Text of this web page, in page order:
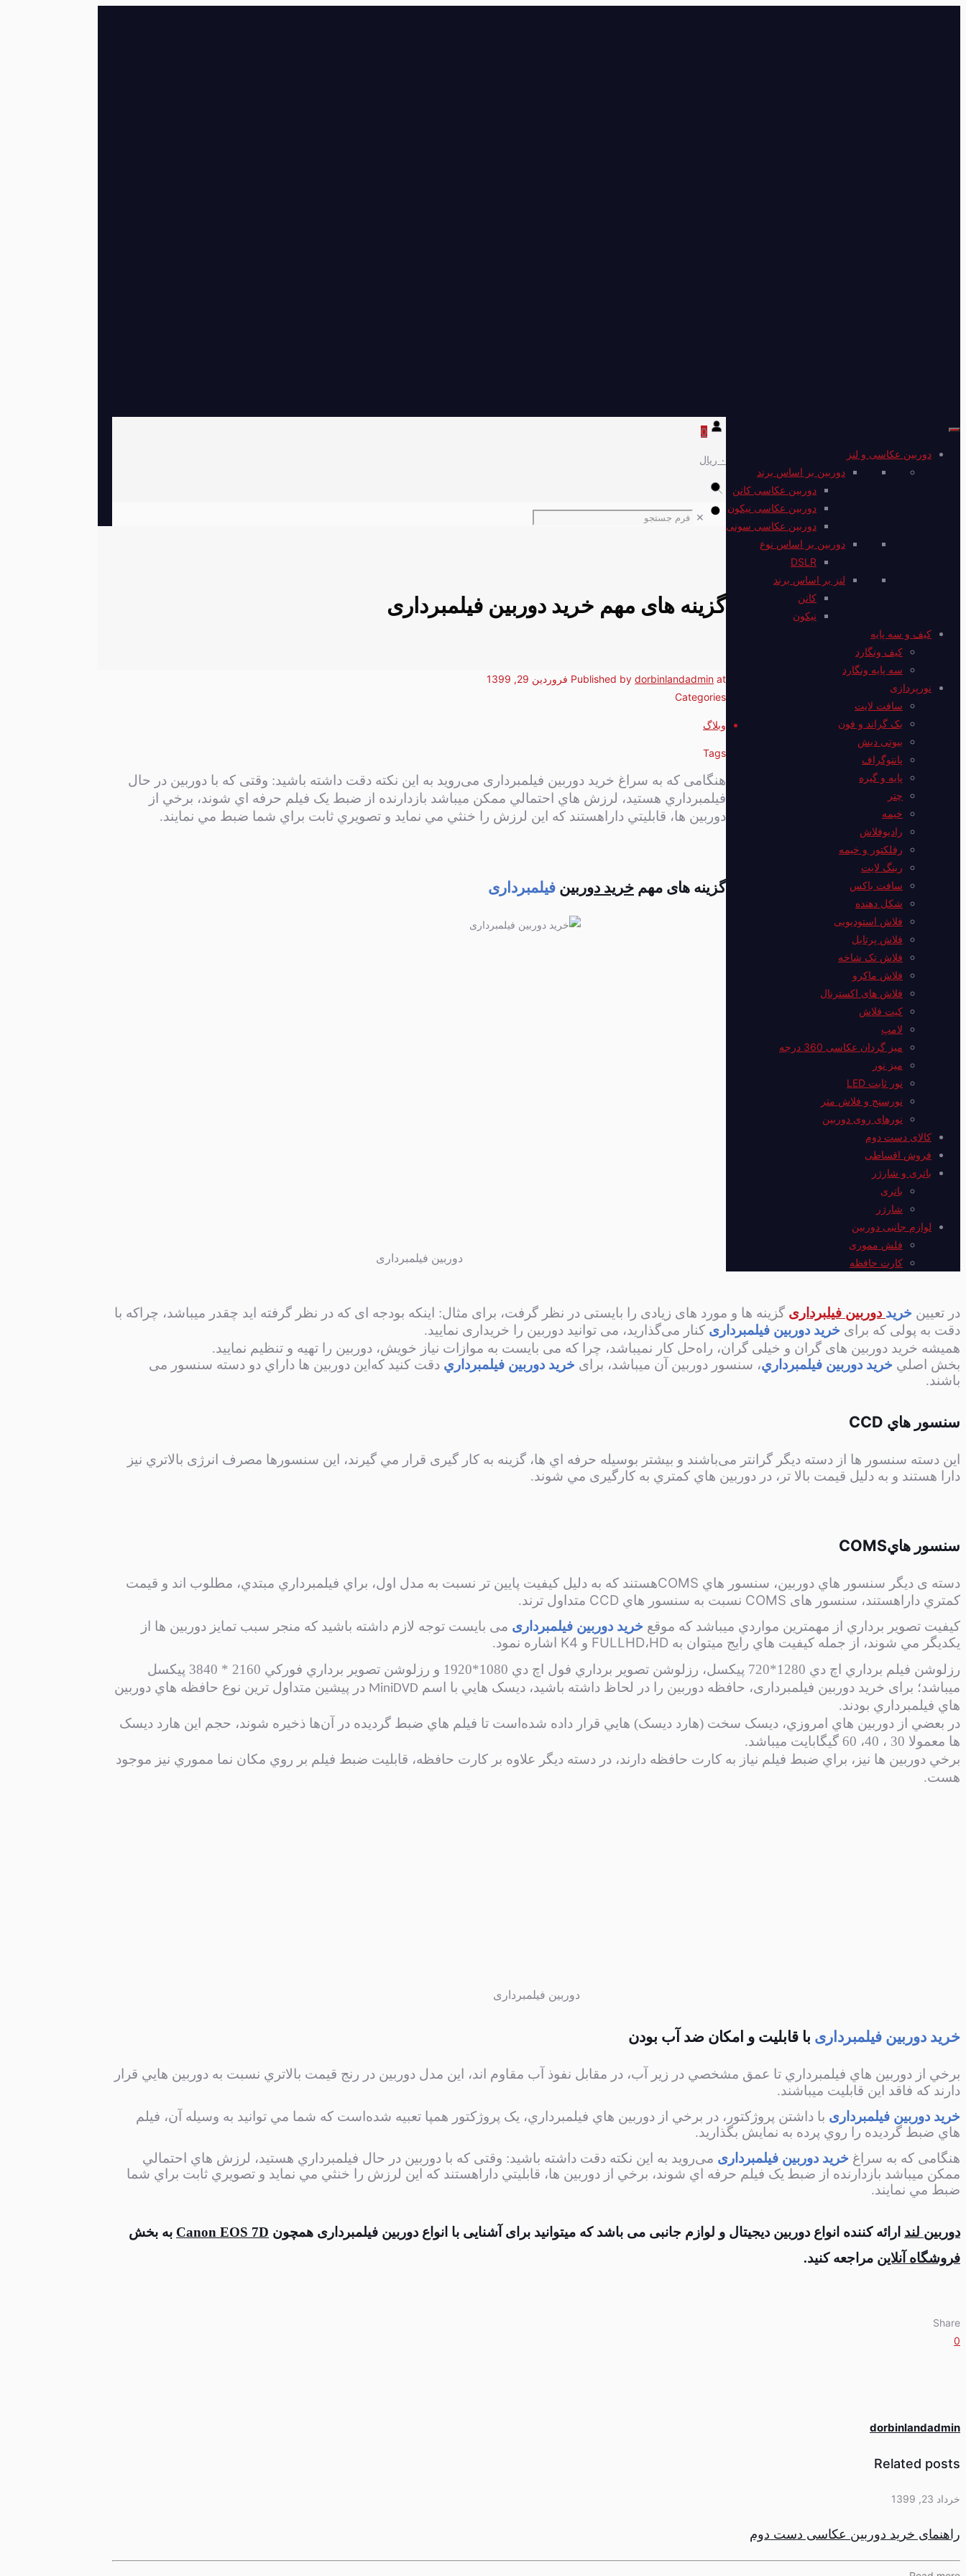
دوربین عکاسی و لنز
دوربین بر اساس برند
دوربین عکاسی کانن
دوربین عکاسی نیکون
دوربین عکاسی سونی
دوربین بر اساس نوع
DSLR
لنز بر اساس برند
کانن
نیکون
کیف و سه پایه
کیف ونگارد
سه پایه ونگارد
نورپردازی
سافت لایت
بک گراند و فون
بیوتی دیش
پانتوگراف
پایه و گیره
چتر
خیمه
رادیوفلاش
رفلکتور و خیمه
رینگ لایت
سافت باکس
شکل دهنده
فلاش استودیویی
فلاش پرتابل
فلاش‌ تک شاخه
فلاش ماکرو
فلاش های اکسترنال
کیت فلاش
لامپ
میز گردان عکاسی 360 درجه
میز نور
نور ثابت LED
نورسنج و فلاش متر
نورهای روی دوربین
کالای دست دوم
فروش اقساطی
باتری و شارژر
باتری
شارژر
لوازم جانبی دوربین
فلش مموری
کارت حافظه
0
۰ ریال
✕
گزینه های مهم خرید دوربین فیلمبرداری
Published by dorbinlandadmin at
فروردین 29, 1399
Categories
وبلاگ
Tags
هنگامی که به سراغ خرید دوربین فیلمبرداری می‌روید به ‌این نکته دقت داشته باشید: وقتی که با دوربين در حال
فيلمبرداري هستيد، لرزش هاي احتمالي ممکن میباشد بازدارنده از ضبط يک فيلم حرفه اي شوند، برخي از
دوربين ها، قابليتي دارا‌هستند که اين لرزش را خنثي مي نماید و تصويري ثابت براي شما ضبط مي نمایند.
گزینه های مهم خرید دوربین فیلمبرداری
دوربین فیلمبرداری
در تعیین خرید دوربین فیلبرداری گزینه ها و مورد های زیادی را بایستی در نظر گرفت، برای مثال: اینکه بودجه ای که در نظر گرفته اید چقدر میباشد، چرا‌که با
دقت به پولی که برای خرید دوربین فیلمبرداری کنار می‌گذارید، می توانید دوربین را خریداری نمایید.
همیشه خرید دوربین های گران و خیلی گران، راه‌حل کار نمیباشد، چرا‌ که می بایست به موازات نیاز خویش، دوربین را تهیه و تنظیم نمایید.
بخش اصلي خرید دوربين فيلمبرداري، سنسور دوربين آن میباشد، برای خرید دوربین فيلمبرداري دقت کنید که‌این دوربین ها داراي دو دسته سنسور می
باشند.
سنسور هاي CCD
اين دسته سنسور ها از دسته دیگر گرانتر می‌باشند و بيشتر بوسیله حرفه اي ها، گزینه به کار گیری قرار مي گيرند، اين سنسورها مصرف انرژی بالاتري نيز
دارا هستند و به دليل قيمت بالا تر، در دوربين هاي کمتري به کارگیری مي شوند.
سنسور هايCOMS
دسته ی ديگر سنسور هاي دوربين، سنسور هاي COMSهستند که به دليل کيفيت پايين تر نسبت به مدل اول، براي فيلمبرداري مبتدي، مطلوب اند و قيمت
کمتري دارا‌هستند، سنسور های COMS نسبت به سنسور هاي CCD متداول ترند.
کيفيت تصوير برداري از مهمترين مواردي میباشد که موقع خرید دوربین فیلمبرداری می بایست توجه لازم داشته باشید که منجر سبب تمايز دوربين ها از
يکديگر مي شوند، از جمله کيفيت هاي رايج ميتوان به HD،FULLHD و K4 اشاره نمود.
رزلوشن فيلم برداري اچ دي 1280*720 پيکسل، رزلوشن تصوير برداري فول اچ دي 1080*1920 و رزلوشن تصوير برداري فورکي 2160 * 3840 پیکسل
میباشد؛ برای خرید دوربین فیلمبرداری، حافظه دوربین را در لحاظ داشته باشید، دیسک هايي با اسم MiniDVD در پیشین متداول ترين نوع حافظه هاي دوربين
هاي فيلمبرداري بودند.
در بعضي از دوربين هاي امروزي، ديسک سخت (هارد ديسک) هايي قرار داده شده‌است تا فيلم هاي ضبط گردیده در آن‌ها ذخيره شوند، حجم اين هارد ديسک
ها معمولا 30 ، 40، 60 گیگابایت میباشد.
برخي دوربين ها نيز، براي ضبط فيلم نياز به کارت حافظه دارند، در دسته ديگر علاوه بر کارت حافظه، قابلیت ضبط فيلم بر روي مکان نما مموري نيز موجود
هست.
دوربین فیلمبرداری
خرید دوربین فیلمبرداری با قابلیت و امکان ضد آب بودن
برخي از دوربين هاي فيلمبرداري تا عمق مشخصي در زير آب، در مقابل نفوذ آب مقاوم اند، اين مدل دوربين در رنج قيمت بالاتري نسبت به دوربين هايي قرار
دارند که فاقد اين قابليت میباشند.
خرید دوربین فیلمبرداری با داشتن پروژکتور، در برخي از دوربين هاي فيلمبرداري، يک پروژکتور همپا تعبيه شده‌است که شما مي توانيد به وسيله آن، فيلم
هاي ضبط گردیده را روي پرده به نمايش بگذاريد.
هنگامی که به سراغ خرید دوربین فیلمبرداری می‌روید به‌ این نکته دقت داشته باشید: وقتی که با دوربين در حال فيلمبرداري هستيد، لرزش هاي احتمالي
ممکن میباشد بازدارنده از ضبط يک فيلم حرفه اي شوند، برخي از دوربين ها، قابليتي دارا‌هستند که اين لرزش را خنثي مي نماید و تصويري ثابت براي شما
ضبط مي نمایند.
دوربین لند ارائه کننده انواع دوربین دیجیتال و لوازم جانبی می باشد که میتوانید برای آشنایی با انواع دوربین فیلمبرداری همچون Canon EOS 7D به بخش
فروشگاه آنلاین مراجعه کنید.
Share
0
dorbinlandadmin
Related posts
خرداد 23, 1399
راهنمای خرید دوربین عکاسی دست دوم